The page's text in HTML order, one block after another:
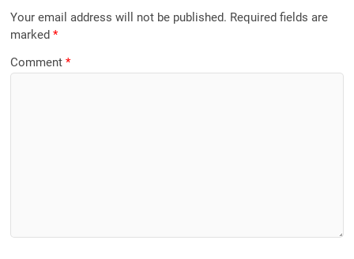
o
o
k
o
Your email address will not be published. Required fields are
marked*
Comment*